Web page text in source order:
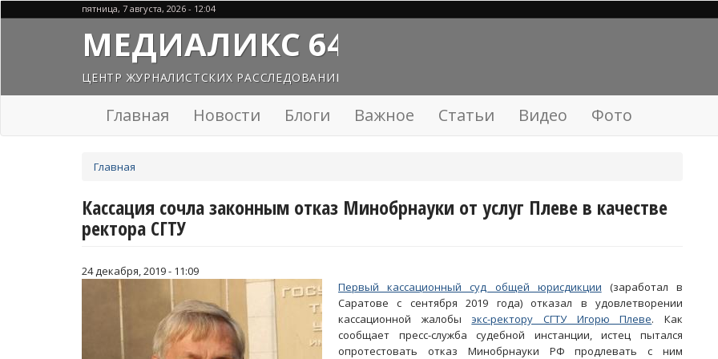
пятница, 7 августа, 2026 - 12:04
МЕДИАЛИКС 64
ЦЕНТР ЖУРНАЛИСТСКИХ РАССЛЕДОВАНИЙ
Главная Новости Блоги Важное Статьи Видео Фото
здесь
Главная
Кассация сочла законным отказ Минобрнауки от услуг Плеве в качестве
ректора СГТУ
24 декабря, 2019 - 11:09
Первый кассационный суд общей юрисдикции (заработал в
Саратове с сентября 2019 года) отказал в удовлетворении
кассационной жалобы экс-ректору СГТУ Игорю Плеве. Как
сообщает пресс-служба судебной инстанции, истец пытался
опротестовать отказ Минобрнауки РФ продлевать с ним